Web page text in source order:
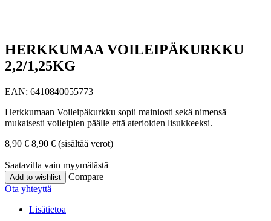
HERKKUMAA VOILEIPÄKURKKU
2,2/1,25KG
EAN: 6410840055773
Herkkumaan Voileipäkurkku sopii mainiosti sekä nimensä
mukaisesti voileipien päälle että aterioiden lisukkeeksi.
8,90 € 8,90€ (sisältää verot)
Saatavilla vain myymälästä
Add to wishlist
Compare
Ota yhteyttä
Lisätietoa